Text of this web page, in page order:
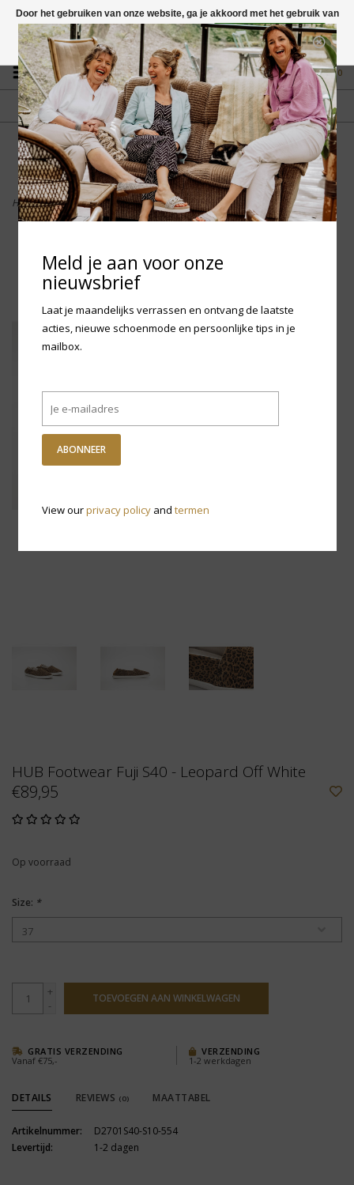
Vragen? App naar +31 58 250 1503
0
GRATIS VERZENDING NL
Vanaf € 75,-
FYSIEKE WINKEL
in Mantgum (frl)
fdad
Home>HUB Footwear Fuji S40 - Leopard Off White
HUB Footwear Fuji S40 - Leopard Off White
€89,95
Op voorraad
Size: *
+
-
TOEVOEGEN AAN WINKELWAGEN
GRATIS VERZENDING
Vanaf €75,-
VERZENDING
1-2 werkdagen
DETAILS REVIEWS (0) MAATTABEL
Artikelnummer:
D2701S40-S10-554
Levertijd:
1-2 dagen
Door het gebruiken van onze website, ga je akkoord met het gebruik van
cookies om onze website te verbeteren.
Dit bericht verbergen
Meer over cookies »
Meld je aan voor onze
nieuwsbrief
Laat je maandelijks verrassen en ontvang de laatste
acties, nieuwe schoenmode en persoonlijke tips in je
mailbox.
ABONNEER
View ourprivacy policyand termen